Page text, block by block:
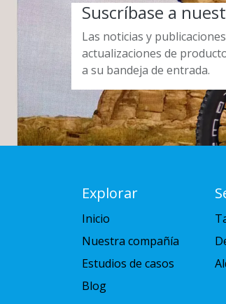
Suscríbase a
Las noticias y
actualizaciones de
a su bandeja de entrada.
Explorar
Inicio
Nuestra compañía
Estudios de casos
Blog